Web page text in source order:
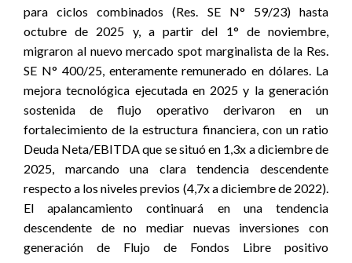
para ciclos combinados (Res. SE N° 59/23) hasta
octubre de 2025 y, a partir del 1° de noviembre,
migraron al nuevo mercado spot marginalista de la Res.
SE N° 400/25, enteramente remunerado en dólares. La
mejora tecnológica ejecutada en 2025 y la generación
sostenida de flujo operativo derivaron en un
fortalecimiento de la estructura financiera, con un ratio
Deuda Neta/EBITDA que se situó en 1,3x a diciembre de
2025, marcando una clara tendencia descendente
respecto a los niveles previos (4,7x a diciembre de 2022).
El apalancamiento continuará en una tendencia
descendente de no mediar nuevas inversiones con
generación de Flujo de Fondos Libre positivo